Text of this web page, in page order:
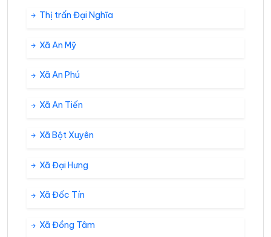
Thị trấn Đại Nghĩa
Xã An Mỹ
Xã An Phú
Xã An Tiến
Xã Bột Xuyên
Xã Đại Hưng
Xã Đốc Tín
Xã Đồng Tâm